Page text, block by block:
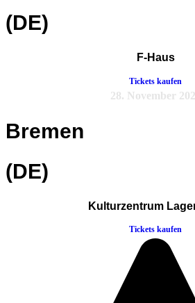
(DE)
F-Haus
Tickets kaufen
28. November
Bremen
(DE)
Kulturzentrum
Tickets kaufen